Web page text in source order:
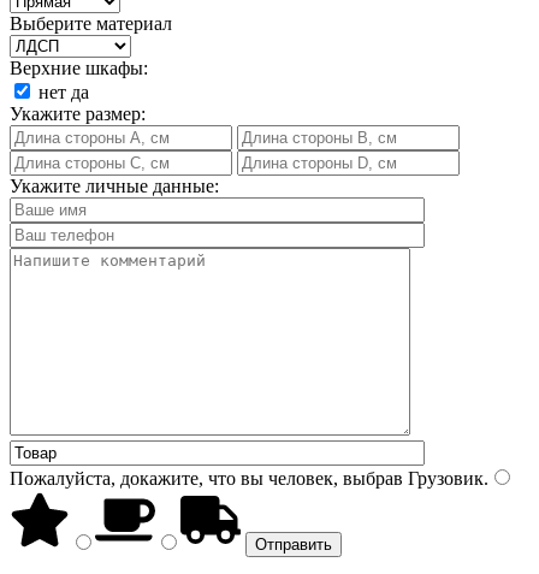
Выберите материал
Верхние шкафы:
нет да
Укажите размер:
Укажите личные данные:
Пожалуйста, докажите, что вы человек, выбрав Грузовик.